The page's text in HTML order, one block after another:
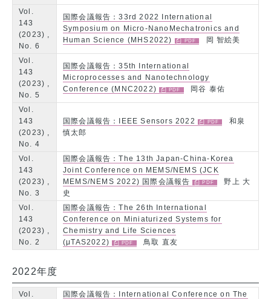
Vol.
143
(2023) ,
No. 6
国際会議報告：33rd 2022 International
Symposium on Micro-NanoMechatronics and
Human Science (MHS2022)
岡 智絵美
Vol.
143
(2023) ,
No. 5
国際会議報告：35th International
Microprocesses and Nanotechnology
Conference (MNC2022)
岡谷 泰佑
Vol.
143
(2023) ,
No. 4
国際会議報告：IEEE Sensors 2022
和泉
慎太郎
Vol.
143
(2023) ,
No. 3
国際会議報告：The 13th Japan-China-Korea
Joint Conference on MEMS/NEMS (JCK
MEMS/NEMS 2022) 国際会議報告
野上 大
史
Vol.
143
(2023) ,
No. 2
国際会議報告：The 26th International
Conference on Miniaturized Systems for
Chemistry and Life Sciences
(μTAS2022)
鳥取 直友
2022年度
Vol.
国際会議報告：International Conference on The